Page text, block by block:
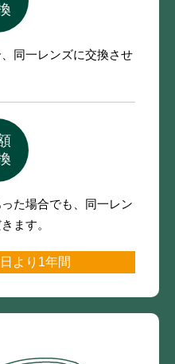
同一レンズに交換させ
た場合でも、
同一レン
ます。
より1年間